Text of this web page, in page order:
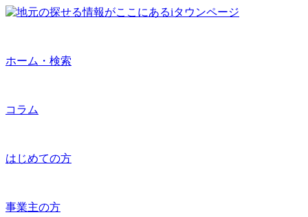
ホーム・検索
コラム
はじめての方
事業主の方